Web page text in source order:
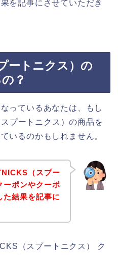
を記事にさせていただき
ートニクス）の
？
っているあなたは、もし
プートニクス）の商品を
いるのかもしれません。
（スプー
ーポンやクーポ
た結果を記事に
（スプートニクス） ク